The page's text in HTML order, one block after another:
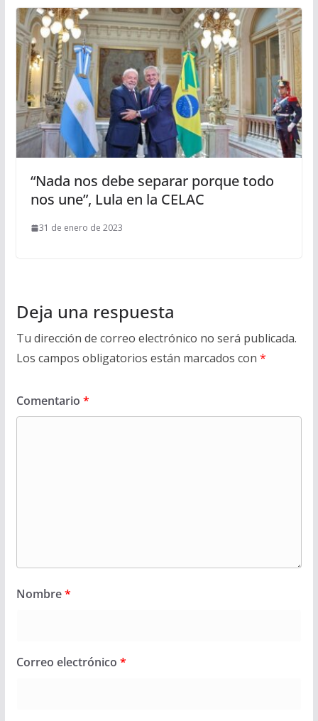
“Nada nos debe separar porque todo
nos une”, Lula en la CELAC
31 de enero de 2023
Deja una respuesta
Tu dirección de correo electrónico no será publicada.
Los campos obligatorios están marcados con *
Comentario *
Nombre*
Correo electrónico *